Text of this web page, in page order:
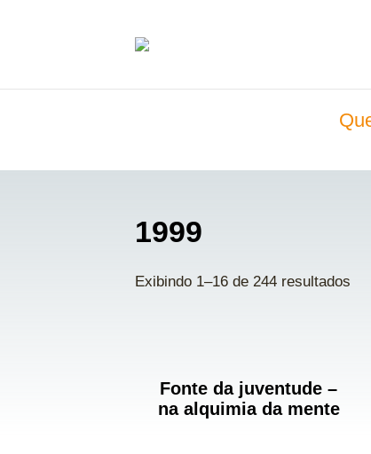
1999
Exibindo 1–16 de 244 resultados
Fonte da juventude –
na alquimia da mente